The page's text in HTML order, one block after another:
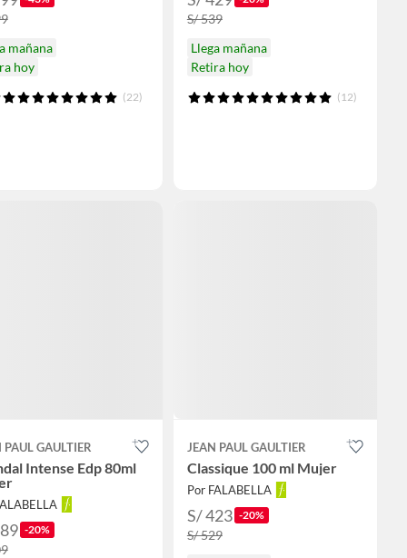
mañana
hoy
(22)
S/ 539
Llega mañana
Retira hoy
(12)
PAUL GAULTIER
Intense Edp 80ml
-20%
JEAN PAUL GAULTIER
Classique 100 ml Mujer
Por FALABELLA
S/ 423 -20%
S/ 529